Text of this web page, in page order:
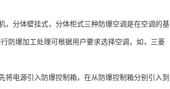
，分体壁挂式，分体柜式三种防爆空调是在空调的基
防爆加工处理可根据用户要求选择空调，如，三菱
电源引入防爆控制箱，在从防爆控制箱分别引入到